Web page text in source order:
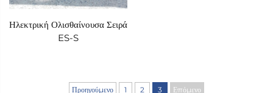
Ηλεκτρική Ολισθαίνουσα Σειρά
ES-S
Προηγούμενο 1 2 3 Επόμενο